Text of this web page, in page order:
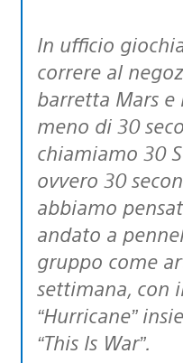
In ufficio giochiamo a chi riesce a
correre al
barretta Mars
meno di 30
chiamiamo 30
ovvero 30
abbiamo
andato a
gruppo come
settimana, con
“Hurricane”
“This Is War”.